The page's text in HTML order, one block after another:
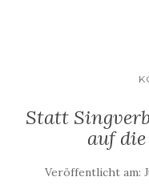
Statt
auf
Veröffentlicht am: